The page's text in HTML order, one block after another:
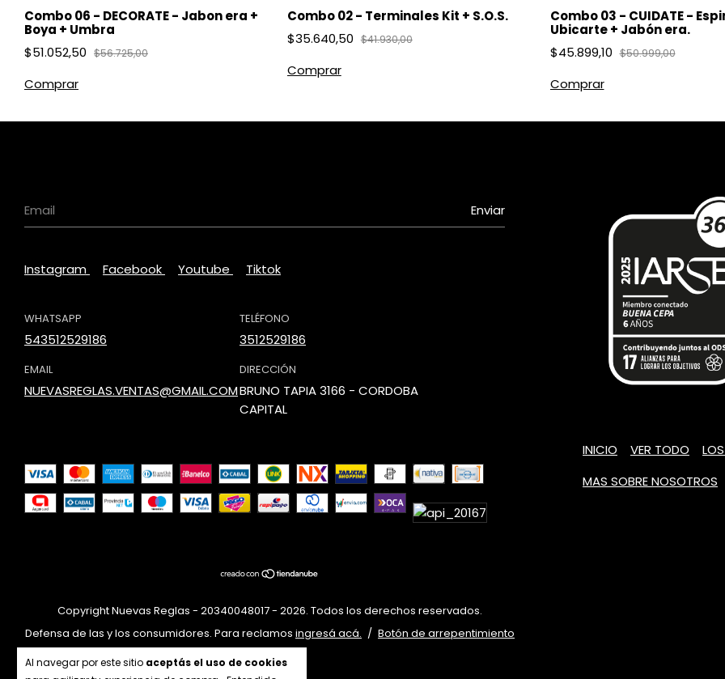
Al navegar por este sitio aceptás el uso de cookies
Combo 06 - DECORATE - Jabon era +
Boya + Umbra
$51.052,50 $56.725,00
Combo 02 - Terminales Kit + S.O.S.
$35.640,50 $41.930,00
Comprar
Combo 03 - CUIDATE -
Ubicarte + Jabón era.
$45.899,10 $50.999,00
Instagram Facebook Youtube Tiktok
WHATSAPP
543512529186
TELÉFONO
3512529186
EMAIL
NUEVASREGLAS.VENTAS@GMAIL.COM
DIRECCIÓN
BRUNO TAPIA 3166 - CORDOBA
CAPITAL
INICIO VER TODO
MAS SOBRE NOSOTROS
Copyright Nuevas Reglas - 20340048017 - 2026. Todos los derechos reservados.
Defensa de las y los consumidores. Para reclamos ingresá acá. / Botón de arrepentimiento